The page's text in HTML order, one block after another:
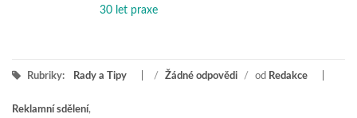
30 let praxe
Rubriky: Rady a Tipy / Žádné odpovědi / od Redakce
Reklamní sdělení,